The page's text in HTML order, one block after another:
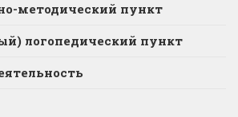
методический пункт
логопедический пункт